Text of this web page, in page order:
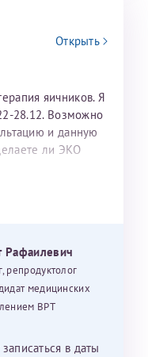
Открыть
яичников. Я
28.12. Возможно
и данную
ли ЭКО
Рафаилевич
репродуктолог
медицинских
ВРТ
в даты